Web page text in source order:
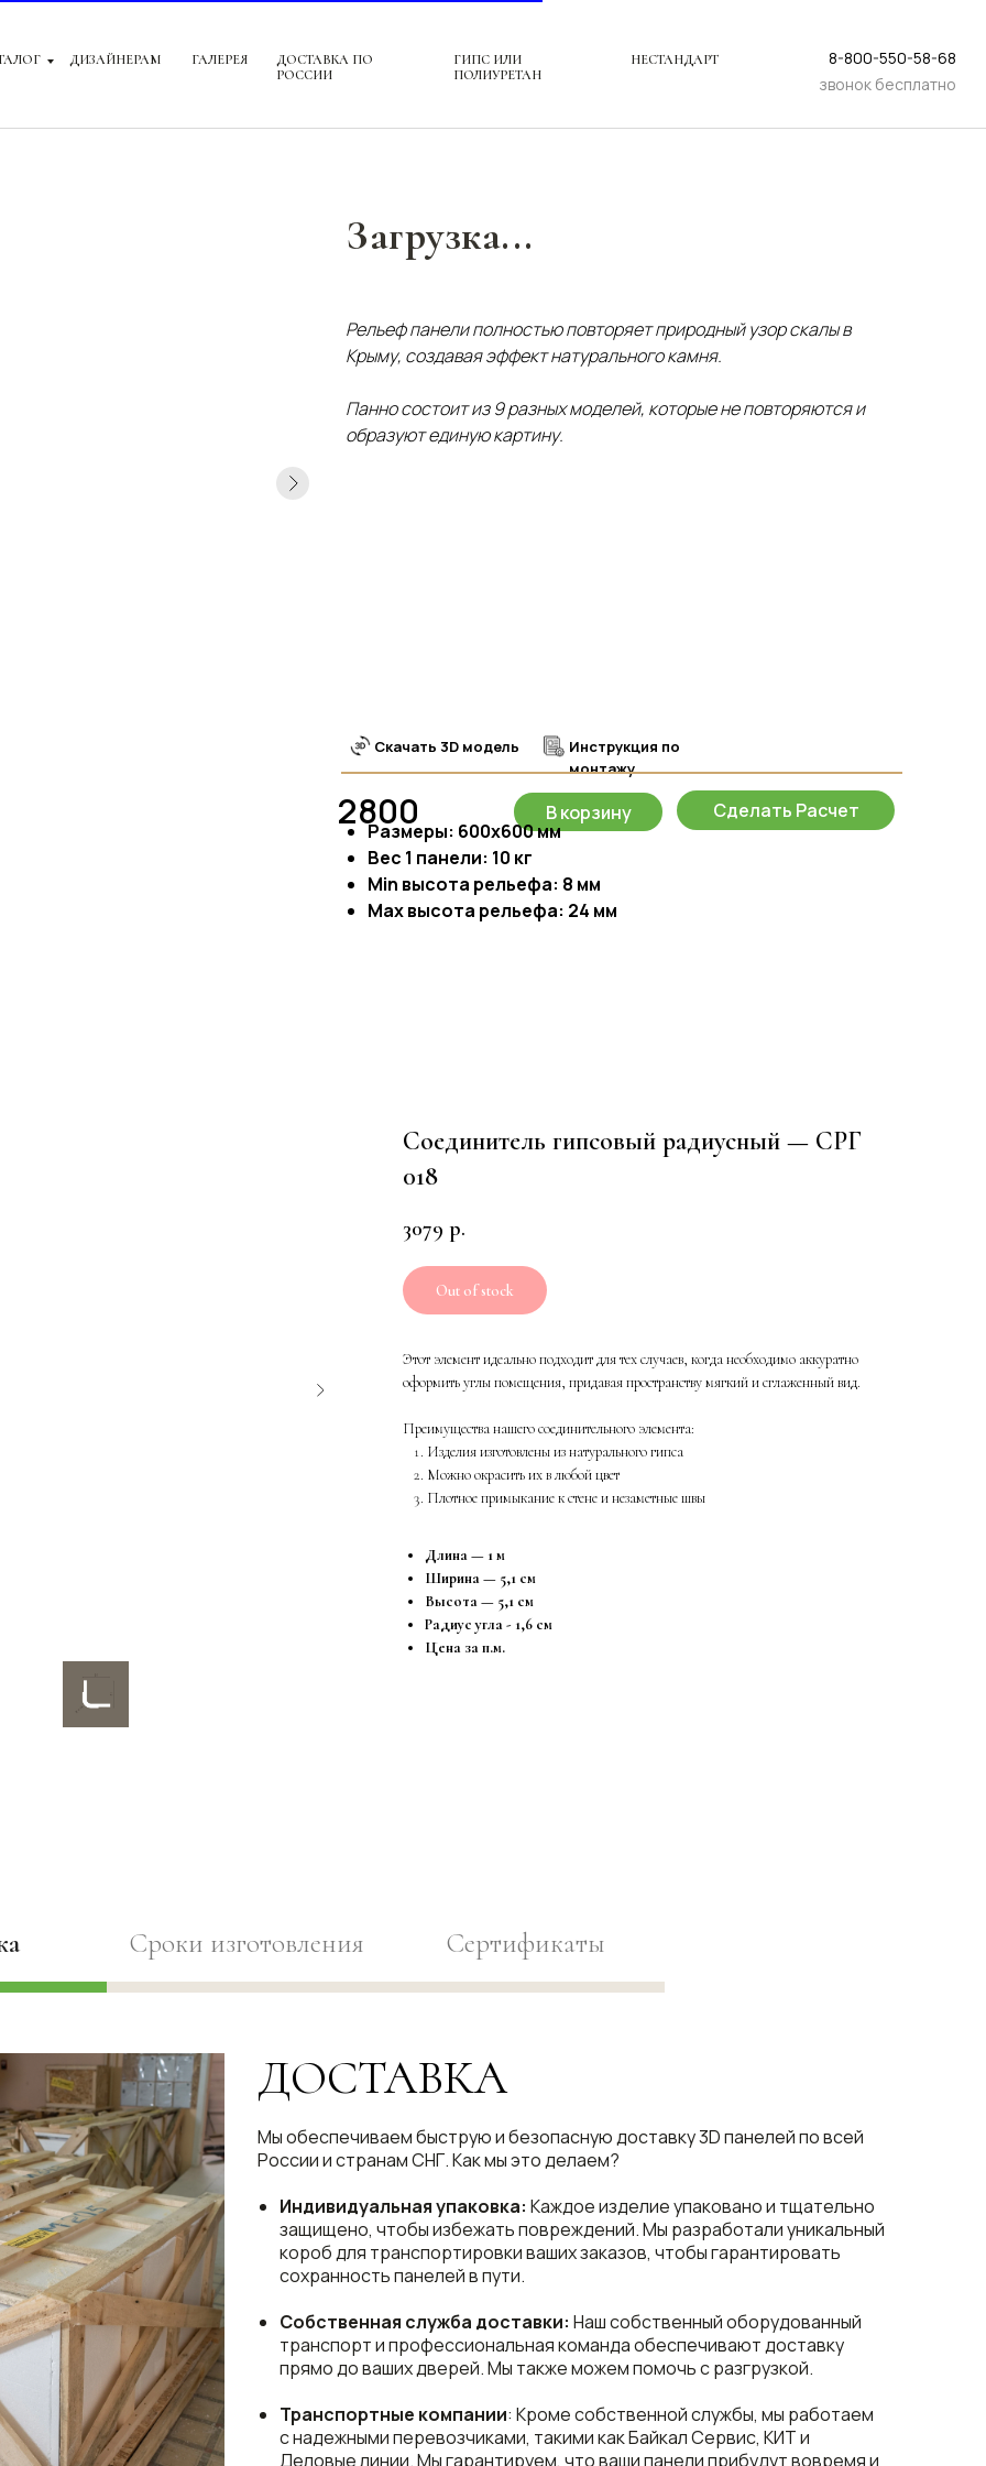
ДИЗАЙНЕРАМ ГАЛЕРЕЯ
ДОСТАВКА ПО
РОССИИ
ГИПС ИЛИ
ПОЛИУРЕТАН
НЕСТАНДАРТ
8-800-550-58-68
звонок бесплатно
Загрузка...
2800 В корзину Сделать Расчет
Рельеф панели полностью повторяет природный узор скалы в
Крыму, создавая эффект натурального камня.
Панно состоит из 9 разных моделей, которые не повторяются и
образуют единую картину.
Размеры: 600х600 мм
Вес 1 панели: 10 кг
Min высота рельефа: 8 мм
Max высота рельефа: 24 мм
Скачать 3D модель
Инструкция по
монтажу
Соединитель гипсовый радиусный — СРГ
018
3079 р.
Out of stock
Этот элемент идеально подходит для тех случаев, когда необходимо аккуратно
оформить углы помещения, придавая пространству мягкий и сглаженный вид.
Преимущества нашего соединительного элемента:
Изделия изготовлены из натурального гипса
Можно окрасить их в любой цвет
Плотное примыкание к стене и незаметные швы
Длина — 1 м
Ширина — 5,1 см
Высота — 5,1 см
Радиус угла - 1,6 см
Цена за п.м.
Сроки изготовления Сертификаты
ДОСТАВКА
Мы обеспечиваем быструю и безопасную доставку 3D панелей по всей
России и странам СНГ. Как мы это делаем?
Индивидуальная упаковка: Каждое изделие упаковано и тщательно
защищено, чтобы избежать повреждений. Мы разработали уникальный
короб для транспортировки ваших заказов, чтобы гарантировать
сохранность панелей в пути.
Собственная служба доставки: Наш собственный оборудованный
транспорт и профессиональная команда обеспечивают доставку
прямо до ваших дверей. Мы также можем помочь с разгрузкой.
Транспортные компании: Кроме собственной службы, мы работаем
с надежными перевозчиками, такими как Байкал Сервис, КИТ и
Деловые линии. Мы гарантируем, что ваши панели прибудут вовремя и